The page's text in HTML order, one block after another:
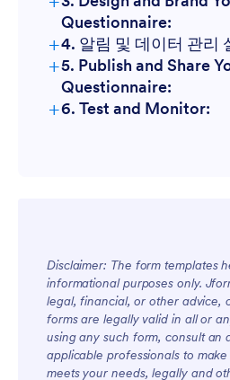
Questionnaire:
+4. 알림 및 데이터 관리
+5. Publish and Share
Questionnaire:
+6. Test and Monitor:
Disclaimer: The form templates
informational purposes only.
legal, financial, or other advice,
forms are legally valid in all or
using any such form, consult
applicable professionals to
meets your needs, legally and